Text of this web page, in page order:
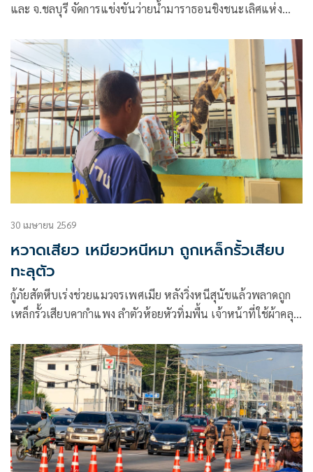
และ จ.ชลบุรี จัดการแข่งขันว่ายน้ำมาราธอนชิงชนะเลิศแห่ง
ระหว่างวันที่ 13-14 มิ.ย.2569 ณ อ่าวดงตาล กองเรือยุทธการ
อำเภอสัตหีบ จังหวัดชลบุรี ชิงถ้วยพระราชทานพระบาทสมเด็จ
พระเจ้าอยู่หัว และ สมเด็จพระนางเจ้าฯ พระบรมราชินี
30 เมษายน 2569
หวาดเสียว เหมียวหนีหมา ถูกเหล็กรั้วเสียบ
ทะลุตัว
กู้ภัยสัตหีบเร่งช่วยแมวจรเพศเมีย หลังวิ่งหนีสุนัขแล้วพลาดถูก
เหล็กรั้วเสียบคากำแพง ลำตัวห้อยหัวทิ่มพื้น เจ้าหน้าที่ใช้ผ้าคลุม
บ้านข้างเคียง